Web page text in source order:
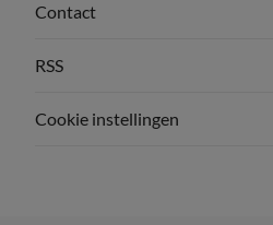
Contact
RSS
Cookie instellingen